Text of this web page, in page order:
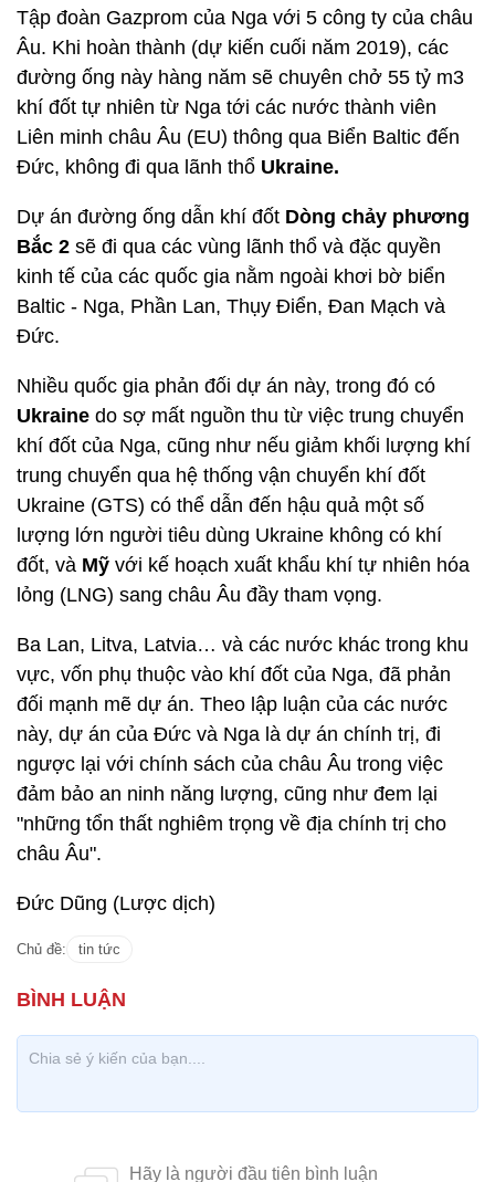
Tập đoàn Gazprom của Nga với 5 công ty của châu
Âu. Khi hoàn thành (dự kiến cuối năm 2019), các
đường ống này hàng năm sẽ chuyên chở 55 tỷ m3
khí đốt tự nhiên từ Nga tới các nước thành viên
Liên minh châu Âu (EU) thông qua Biển Baltic đến
Đức, không đi qua lãnh thổ Ukraine.
Dự án đường ống dẫn khí đốt Dòng chảy phương
Bắc 2 sẽ đi qua các vùng lãnh thổ và đặc quyền
kinh tế của các quốc gia nằm ngoài khơi bờ biển
Baltic - Nga, Phần Lan, Thụy Điển, Đan Mạch và
Đức.
Nhiều quốc gia phản đối dự án này, trong đó có
Ukraine do sợ mất nguồn thu từ việc trung chuyển
khí đốt của Nga, cũng như nếu giảm khối lượng khí
trung chuyển qua hệ thống vận chuyển khí đốt
Ukraine (GTS) có thể dẫn đến hậu quả một số
lượng lớn người tiêu dùng Ukraine không có khí
đốt, và Mỹ với kế hoạch xuất khẩu khí tự nhiên hóa
lỏng (LNG) sang châu Âu đầy tham vọng.
Ba Lan, Litva, Latvia… và các nước khác trong khu
vực, vốn phụ thuộc vào khí đốt của Nga, đã phản
đối mạnh mẽ dự án. Theo lập luận của các nước
này, dự án của Đức và Nga là dự án chính trị, đi
ngược lại với chính sách của châu Âu trong việc
đảm bảo an ninh năng lượng, cũng như đem lại
"những tổn thất nghiêm trọng về địa chính trị cho
châu Âu".
Đức Dũng (Lược dịch)
Chủ đề: tin tức